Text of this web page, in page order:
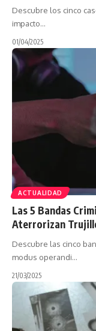
Descubre los cinco
impacto…
01/04/2025
ACTUALIDAD
Las 5 Bandas
Aterrorizan
Descubre las cinco
modus operandi…
21/03/2025